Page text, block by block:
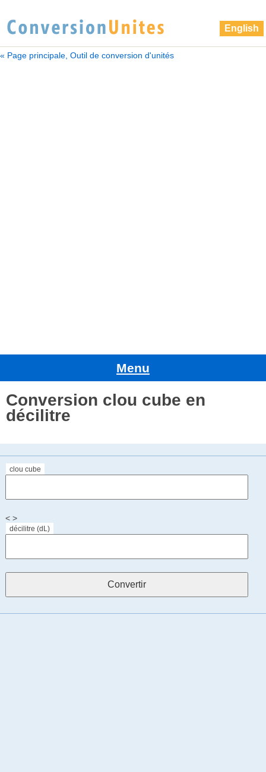
English
« Page principale, Outil de conversion d'unités
Menu
Conversion clou cube en
décilitre
clou cube
< >
décilitre (dL)